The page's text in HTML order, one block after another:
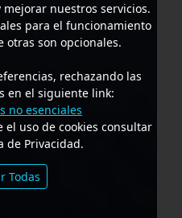
nuestros servicios.
para el funcionamiento
son opcionales.
rechazando las
en el siguiente link:
no esenciales
el uso de cookies consultar
de Privacidad.
Todas